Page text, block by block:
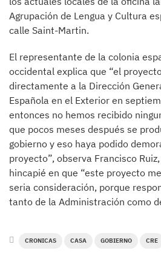
Agrupación de Lengua y Cultura
calle Saint-Martin.
El representante de la colonia
occidental explica que “el
directamente a la Dirección
Española en el Exterior en
entonces no hemos recibido
que pocos meses después se
gobierno y eso haya podido
proyecto”, observa Francisco
hincapié en que “este proyecto
seria consideración, porque
tanto de la Administración como
CRONICAS CASA GOBIERNO CRE